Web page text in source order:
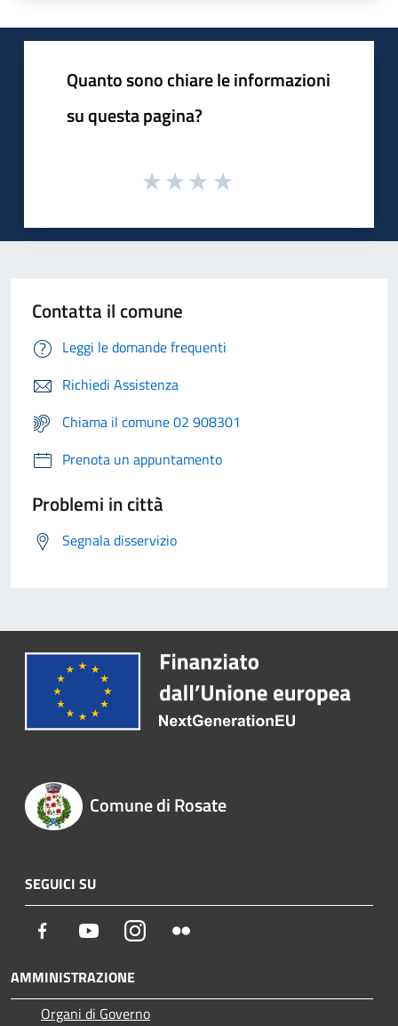
Quanto sono chiare le informazioni
su questa pagina?
Contatta il comune
Leggi le domande frequenti
Richiedi Assistenza
Chiama il comune 02 908301
Prenota un appuntamento
Problemi in città
Segnala disservizio
Comune di Rosate
SEGUICI SU
Facebook YoutubeInstagram
AMMINISTRAZIONE
Organi di Governo